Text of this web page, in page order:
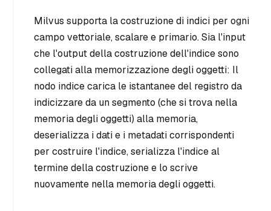
Milvus supporta la costruzione di indici per ogni
campo vettoriale, scalare e primario. Sia l'input
che l'output della costruzione dell'indice sono
collegati alla memorizzazione degli oggetti: Il
nodo indice carica le istantanee del registro da
indicizzare da un segmento (che si trova nella
memoria degli oggetti) alla memoria,
deserializza i dati e i metadati corrispondenti
per costruire l'indice, serializza l'indice al
termine della costruzione e lo scrive
nuovamente nella memoria degli oggetti.